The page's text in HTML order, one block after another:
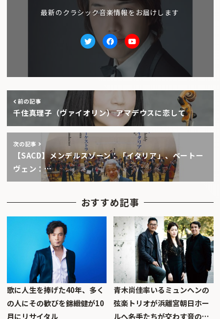
最新のクラシック音楽情報をお届けします
TwitterfacebookYoutube
前の記事
千住真理子（ヴァイオリン） アマデウスに恋して
次の記事
【SACD】メンデルスゾーン：「イタリア」、ベートー
ヴェン：…
おすすめ記事
歌に人生を捧げた40年、多く
の人にその歓びを錦織健が10
月にリサイタル
青木尚佳率いるミュンヘンの
弦楽トリオが浜離宮朝日ホー
ルへ――名手たちが交わす音の…